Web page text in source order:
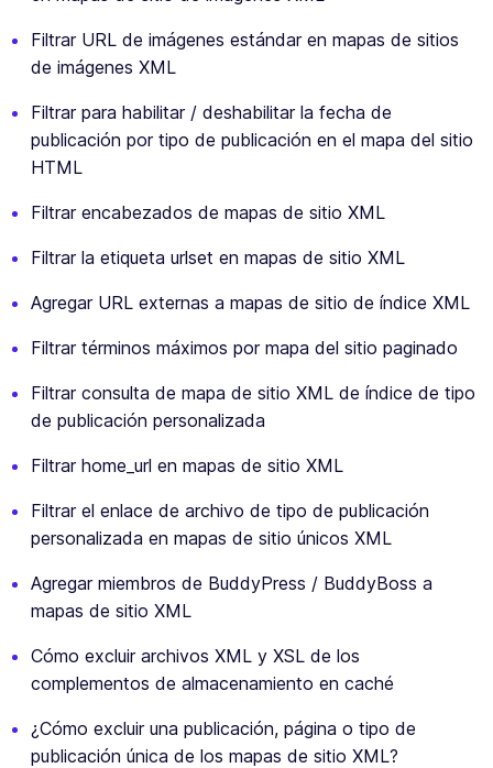
Filtrar URL de imágenes estándar en mapas de sitios
de imágenes XML
Filtrar para habilitar / deshabilitar la fecha de
publicación por tipo de publicación en el mapa del sitio
HTML
Filtrar encabezados de mapas de sitio XML
Filtrar la etiqueta urlset en mapas de sitio XML
Agregar URL externas a mapas de sitio de índice XML
Filtrar términos máximos por mapa del sitio paginado
Filtrar consulta de mapa de sitio XML de índice de tipo
de publicación personalizada
Filtrar home_url en mapas de sitio XML
Filtrar el enlace de archivo de tipo de publicación
personalizada en mapas de sitio únicos XML
Agregar miembros de BuddyPress / BuddyBoss a
mapas de sitio XML
Cómo excluir archivos XML y XSL de los
complementos de almacenamiento en caché
¿Cómo excluir una publicación, página o tipo de
publicación única de los mapas de sitio XML?